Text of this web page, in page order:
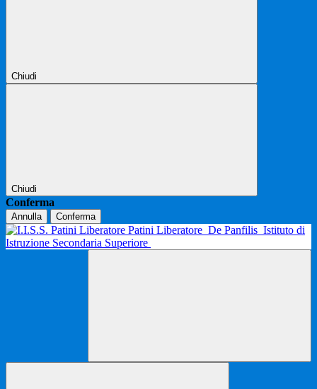
Chiudi
Chiudi
Conferma
Annulla Conferma
Patini Liberatore De Panfilis Istituto di
Istruzione Secondaria Superiore